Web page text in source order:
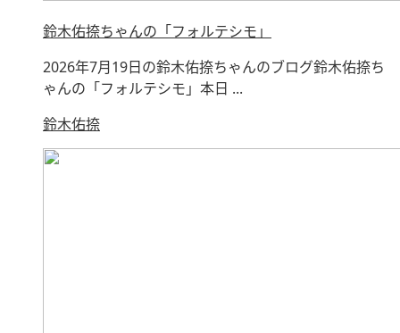
鈴木佑捺ちゃんの「フォルテシモ」
2026年7月19日の鈴木佑捺ちゃんのブログ鈴木佑捺ち
ゃんの「フォルテシモ」本日 ...
鈴木佑捺